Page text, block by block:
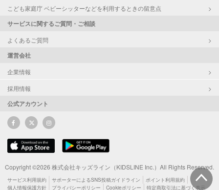
こども家庭庁 ベビーシッターなどを利用するときの留意点
サービスに関するご質問・ご相談
よくあるご質問
運営会社
企業情報
採用情報
公式アカウント
Copyright ©2026 株式会社キッズライン（KIDSLINE Inc.）All Rights Reserved.
サービス利用規約 サポーターによるSNS投稿ガイドライン
ポイント利用規約
個人情報保護方針
プライバシーポリシー Cookieポリシー 特定商取引法に基づく表示